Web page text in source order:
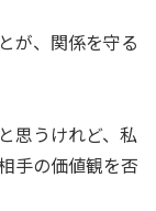
が、関係を守る
思うけれど、私
手の価値観を否